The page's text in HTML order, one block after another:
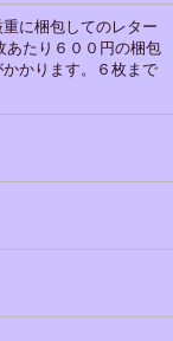
に梱包してのレター
あたり６００円の梱包
かります。６枚まで